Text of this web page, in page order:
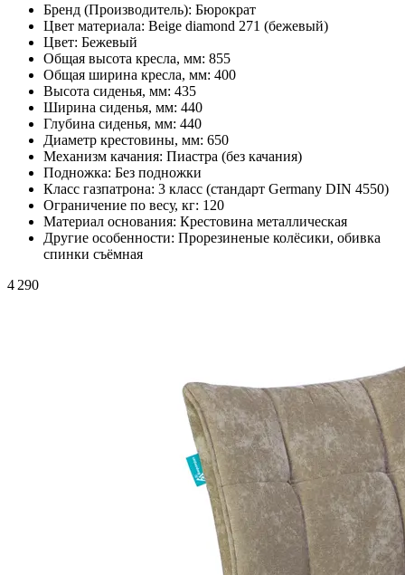
Бренд (Производитель): Бюрократ
Цвет материала: Beige diamond 271 (бежевый)
Цвет: Бежевый
Общая высота кресла, мм: 855
Общая ширина кресла, мм: 400
Высота сиденья, мм: 435
Ширина сиденья, мм: 440
Глубина сиденья, мм: 440
Диаметр крестовины, мм: 650
Механизм качания: Пиастра (без качания)
Подножка: Без подножки
Класс газпатрона: 3 класс (стандарт Germany DIN 4550)
Ограничение по весу, кг: 120
Материал основания: Крестовина металлическая
Другие особенности: Прорезиненые колёсики, обивка
спинки съёмная
4 290